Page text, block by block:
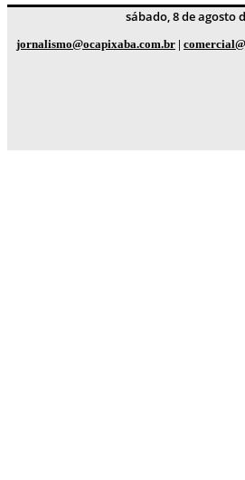
sábado, 8 de agosto
jornalismo@ocapixaba.com.br |